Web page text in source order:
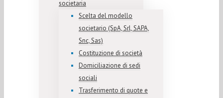
societaria
Scelta del modello
societario (SpA, Srl, SAPA,
Snc, Sas)
Costituzione di società
Domiciliazione di sedi
sociali
Trasferimento di quote e